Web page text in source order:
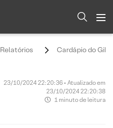
Relatórios Cardápio do
23/10/2024 22:20:36 • Atualizado em
23/10/2024 22:20:38
1 minuto de leitura